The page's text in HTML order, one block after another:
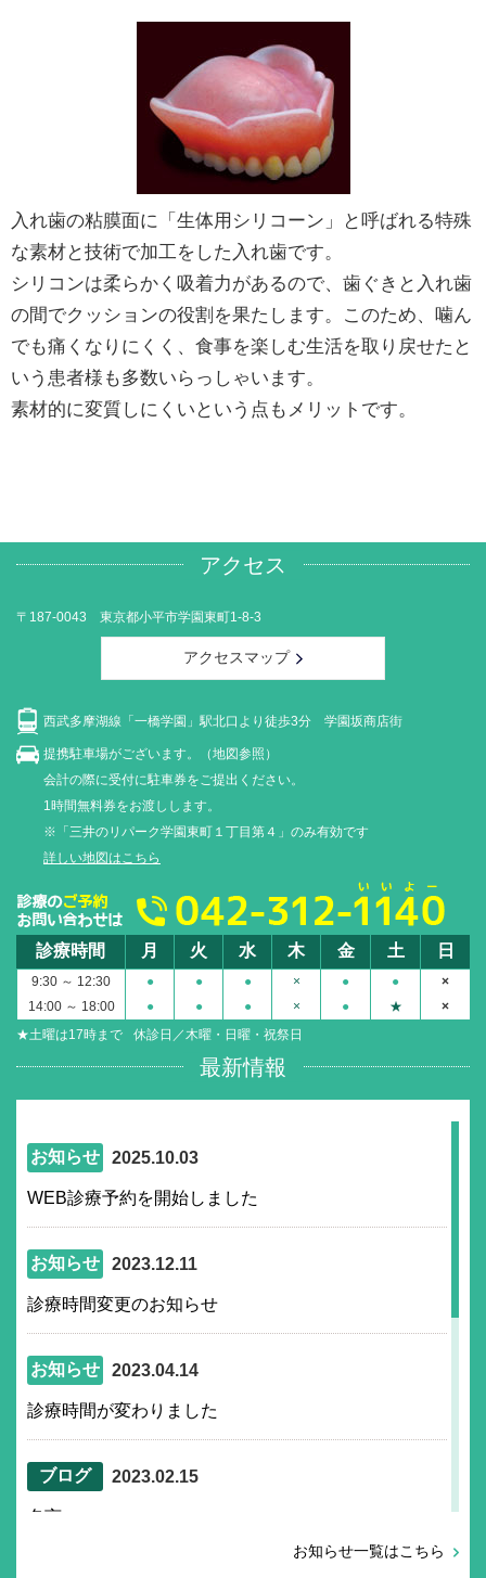
入れ歯の粘膜面に「生体用シリコーン」と呼ばれる特殊
な素材と技術で加工をした入れ歯です。
シリコンは柔らかく吸着力があるので、歯ぐきと入れ歯
の間でクッションの役割を果たします。このため、噛ん
でも痛くなりにくく、食事を楽しむ生活を取り戻せたと
いう患者様も多数いらっしゃいます。
素材的に変質しにくいという点もメリットです。
アクセス
〒187-0043 東京都小平市学園東町1-8-3
アクセスマップ
西武多摩湖線「一橋学園」駅北口より徒歩3分 学園坂商店街
提携駐車場がございます。（地図参照）
会計の際に受付に駐車券をご提出ください。
1時間無料券をお渡しします。
※「三井のリパーク学園東町１丁目第４」のみ有効です
詳しい地図はこちら
診療時間 月 火 水 木 金 土 日
9:30 ～ 12:30 ● ● ● × ● ●
×
14:00 ～ 18:00
● ● ● × ● ★
×
★土曜は17時まで
休診日／木曜・日曜・祝祭日
最新情報
お知らせ 2025.10.03
WEB診療予約を開始しました
お知らせ 2023.12.11
診療時間変更のお知らせ
お知らせ 2023.04.14
診療時間が変わりました
ブログ 2023.02.15
名言
お知らせ一覧はこちら